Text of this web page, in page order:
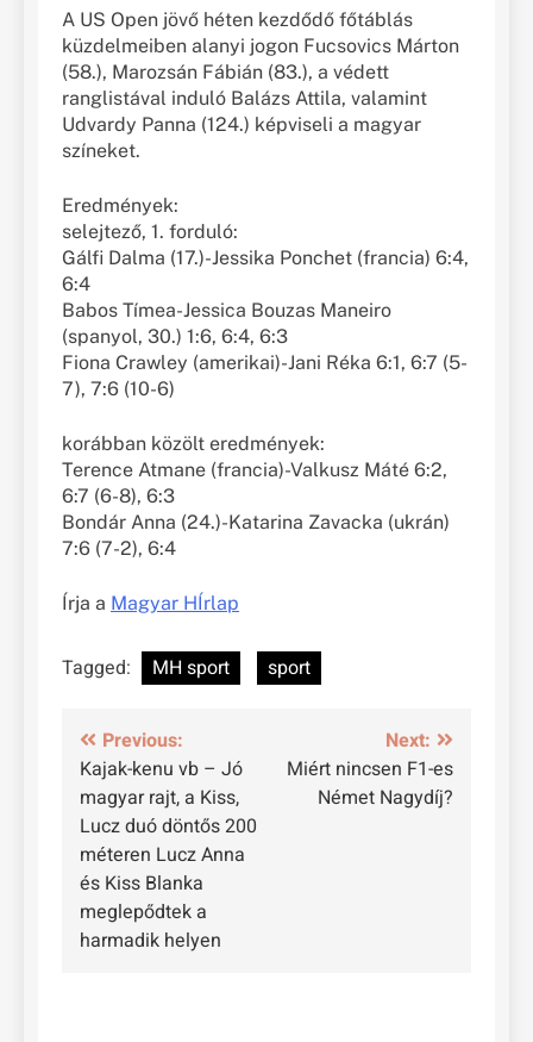
A US Open jövő héten kezdődő főtáblás
küzdelmeiben alanyi jogon Fucsovics Márton
(58.), Marozsán Fábián (83.), a védett
ranglistával induló Balázs Attila, valamint
Udvardy Panna (124.) képviseli a magyar
színeket.
Eredmények:
selejtező, 1. forduló:
Gálfi Dalma (17.)-Jessika Ponchet (francia) 6:4,
6:4
Babos Tímea-Jessica Bouzas Maneiro
(spanyol, 30.) 1:6, 6:4, 6:3
Fiona Crawley (amerikai)-Jani Réka 6:1, 6:7 (5-
7), 7:6 (10-6)
korábban közölt eredmények:
Terence Atmane (francia)-Valkusz Máté 6:2,
6:7 (6-8), 6:3
Bondár Anna (24.)-Katarina Zavacka (ukrán)
7:6 (7-2), 6:4
Írja a Magyar HÍrlap
Tagged: MH sport sport
Bejegyzés
navigáció
Previous:
Kajak-kenu vb – Jó
magyar rajt, a Kiss,
Lucz duó döntős 200
méteren Lucz Anna
és Kiss Blanka
meglepődtek a
harmadik helyen
Next:
Miért nincsen F1-es
Német Nagydíj?